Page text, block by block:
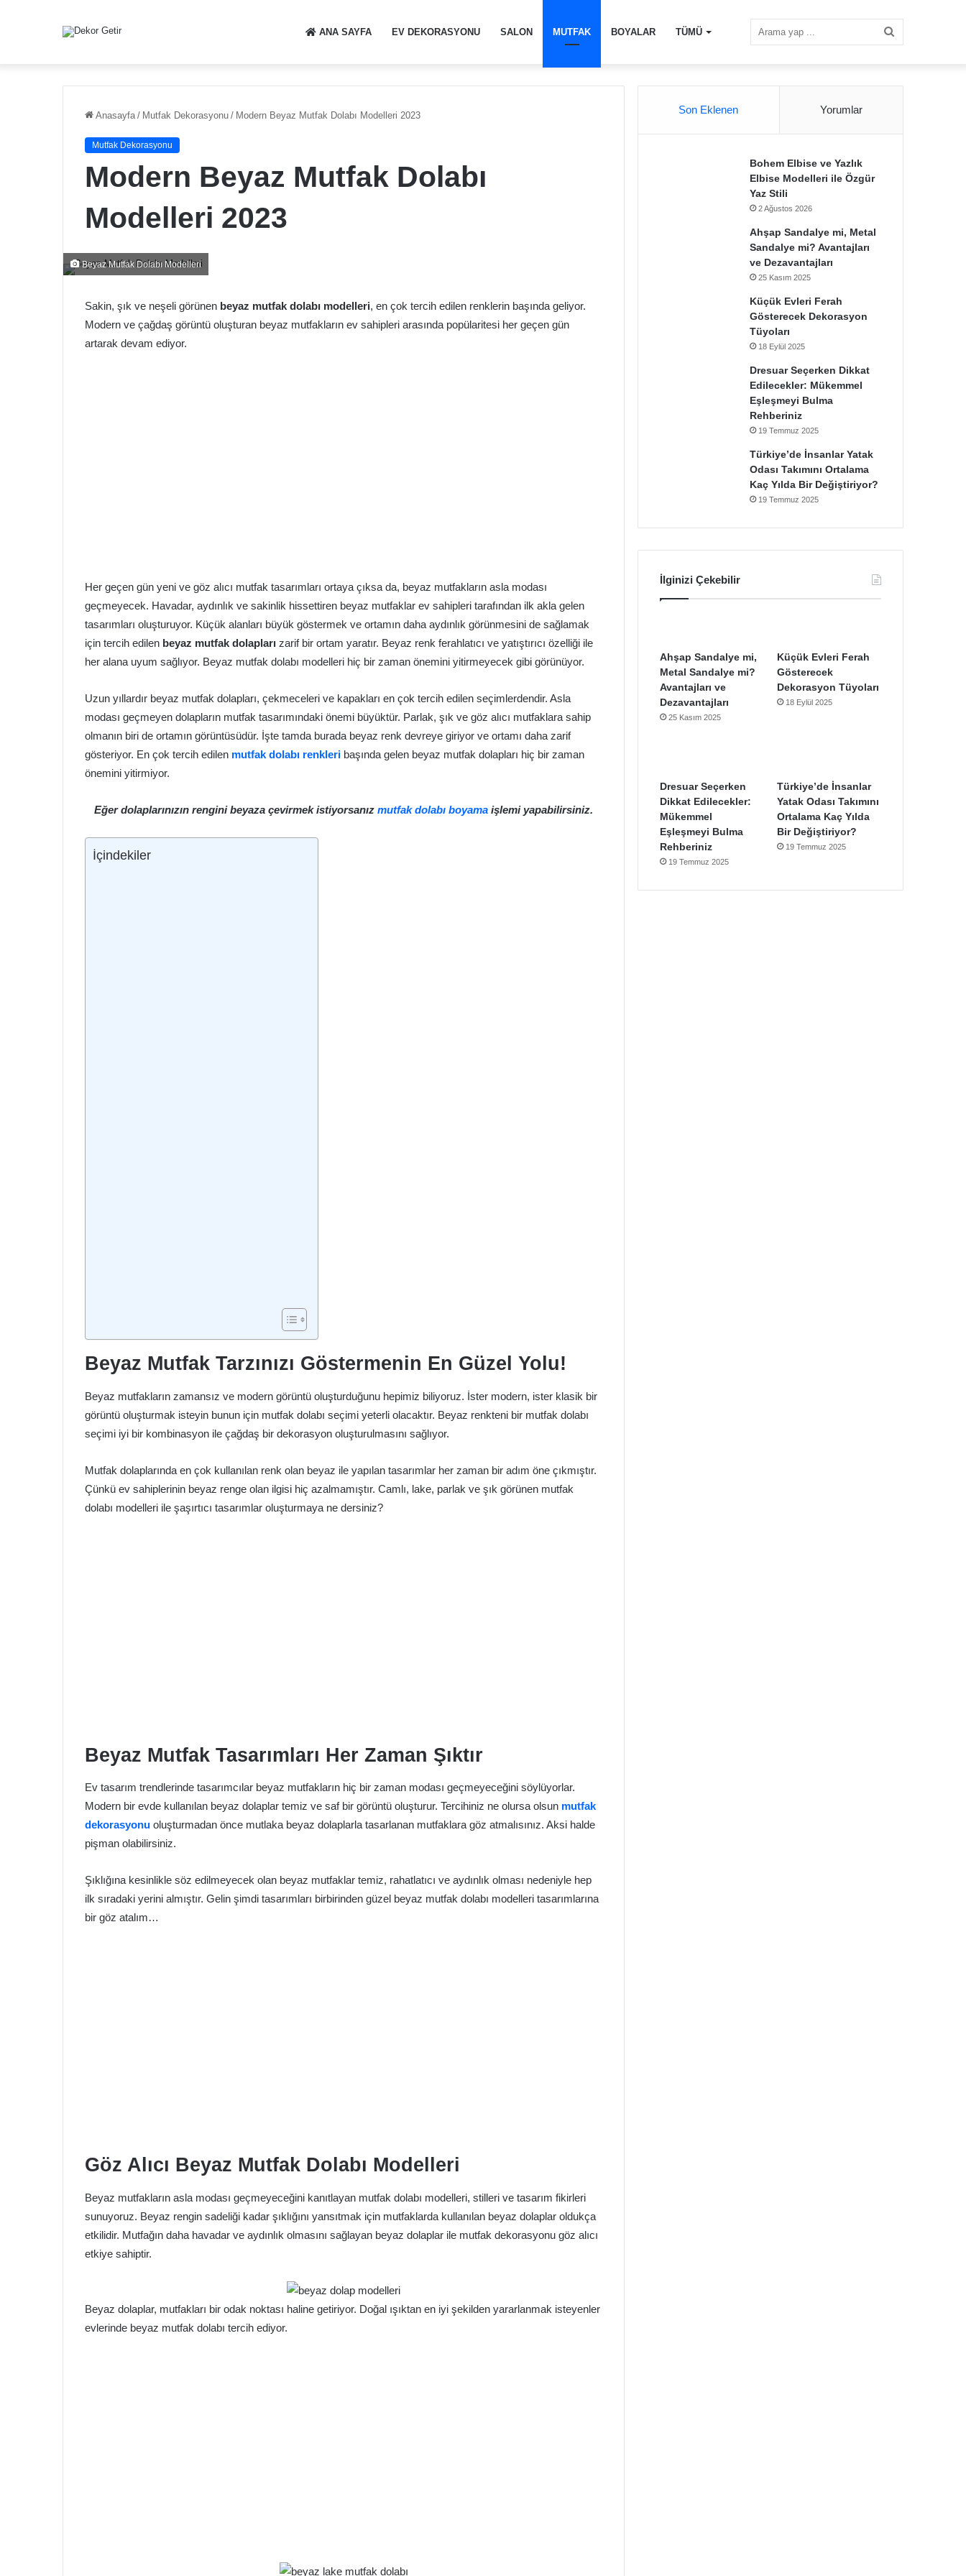
ANA SAYFA EV DEKORASYONU SALON MUTFAK BOYALAR TÜMÜ
Anasayfa / Mutfak Dekorasyonu / Modern Beyaz Mutfak Dolabı Modelleri 2023
Mutfak Dekorasyonu
Modern Beyaz Mutfak Dolabı
Modelleri 2023
Beyaz Mutfak Dolabı Modelleri
Sakin, şık ve neşeli görünen beyaz mutfak dolabı modelleri, en çok tercih edilen renklerin başında geliyor.
Modern ve çağdaş görüntü oluşturan beyaz mutfakların ev sahipleri arasında popülaritesi her geçen gün
artarak devam ediyor.
Her geçen gün yeni ve göz alıcı mutfak tasarımları ortaya çıksa da, beyaz mutfakların asla modası
geçmeyecek. Havadar, aydınlık ve sakinlik hissettiren beyaz mutfaklar ev sahipleri tarafından ilk akla gelen
tasarımları oluşturuyor. Küçük alanları büyük göstermek ve ortamın daha aydınlık görünmesini de sağlamak
için tercih edilen beyaz mutfak dolapları zarif bir ortam yaratır. Beyaz renk ferahlatıcı ve yatıştırıcı özelliği ile
her alana uyum sağlıyor. Beyaz mutfak dolabı modelleri hiç bir zaman önemini yitirmeyecek gibi görünüyor.
Uzun yıllardır beyaz mutfak dolapları, çekmeceleri ve kapakları en çok tercih edilen seçimlerdendir. Asla
modası geçmeyen dolapların mutfak tasarımındaki önemi büyüktür. Parlak, şık ve göz alıcı mutfaklara sahip
olmanın biri de ortamın görüntüsüdür. İşte tamda burada beyaz renk devreye giriyor ve ortamı daha zarif
gösteriyor. En çok tercih edilen mutfak dolabı renkleri başında gelen beyaz mutfak dolapları hiç bir zaman
önemini yitirmiyor.
Eğer dolaplarınızın rengini beyaza çevirmek istiyorsanız mutfak dolabı boyama işlemi yapabilirsiniz.
İçindekiler
Beyaz Mutfak Tarzınızı Göstermenin En Güzel Yolu!
Beyaz mutfakların zamansız ve modern görüntü oluşturduğunu hepimiz biliyoruz. İster modern, ister klasik bir
görüntü oluşturmak isteyin bunun için mutfak dolabı seçimi yeterli olacaktır. Beyaz renkteni bir mutfak dolabı
seçimi iyi bir kombinasyon ile çağdaş bir dekorasyon oluşturulmasını sağlıyor.
Mutfak dolaplarında en çok kullanılan renk olan beyaz ile yapılan tasarımlar her zaman bir adım öne çıkmıştır.
Çünkü ev sahiplerinin beyaz renge olan ilgisi hiç azalmamıştır. Camlı, lake, parlak ve şık görünen mutfak
dolabı modelleri ile şaşırtıcı tasarımlar oluşturmaya ne dersiniz?
Beyaz Mutfak Tasarımları Her Zaman Şıktır
Ev tasarım trendlerinde tasarımcılar beyaz mutfakların hiç bir zaman modası geçmeyeceğini söylüyorlar.
Modern bir evde kullanılan beyaz dolaplar temiz ve saf bir görüntü oluşturur. Tercihiniz ne olursa olsun mutfak
dekorasyonu oluşturmadan önce mutlaka beyaz dolaplarla tasarlanan mutfaklara göz atmalısınız. Aksi halde
pişman olabilirsiniz.
Şıklığına kesinlikle söz edilmeyecek olan beyaz mutfaklar temiz, rahatlatıcı ve aydınlık olması nedeniyle hep
ilk sıradaki yerini almıştır. Gelin şimdi tasarımları birbirinden güzel beyaz mutfak dolabı modelleri tasarımlarına
bir göz atalım…
Göz Alıcı Beyaz Mutfak Dolabı Modelleri
Beyaz mutfakların asla modası geçmeyeceğini kanıtlayan mutfak dolabı modelleri, stilleri ve tasarım fikirleri
sunuyoruz. Beyaz rengin sadeliği kadar şıklığını yansıtmak için mutfaklarda kullanılan beyaz dolaplar oldukça
etkilidir. Mutfağın daha havadar ve aydınlık olmasını sağlayan beyaz dolaplar ile mutfak dekorasyonu göz alıcı
etkiye sahiptir.
Beyaz dolaplar, mutfakları bir odak noktası haline getiriyor. Doğal ışıktan en iyi şekilden yararlanmak isteyenler
evlerinde beyaz mutfak dolabı tercih ediyor.
Son Eklenen Yorumlar
Bohem Elbise ve Yazlık
Elbise Modelleri ile Özgür
Yaz Stili
2 Ağustos 2026
Ahşap Sandalye mi, Metal
Sandalye mi? Avantajları
ve Dezavantajları
25 Kasım 2025
Küçük Evleri Ferah
Gösterecek Dekorasyon
Tüyoları
18 Eylül 2025
Dresuar Seçerken Dikkat
Edilecekler: Mükemmel
Eşleşmeyi Bulma
Rehberiniz
19 Temmuz 2025
Türkiye’de İnsanlar Yatak
Odası Takımını Ortalama
Kaç Yılda Bir Değiştiriyor?
19 Temmuz 2025
İlginizi Çekebilir
Ahşap Sandalye mi,
Metal Sandalye mi?
Avantajları ve
Dezavantajları
25 Kasım 2025
Küçük Evleri Ferah
Gösterecek
Dekorasyon Tüyoları
18 Eylül 2025
Dresuar Seçerken
Dikkat Edilecekler:
Mükemmel
Eşleşmeyi Bulma
Rehberiniz
19 Temmuz 2025
Türkiye’de İnsanlar
Yatak Odası Takımını
Ortalama Kaç Yılda
Bir Değiştiriyor?
19 Temmuz 2025